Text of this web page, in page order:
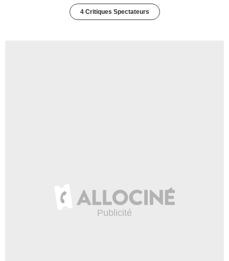
4 Critiques Spectateurs